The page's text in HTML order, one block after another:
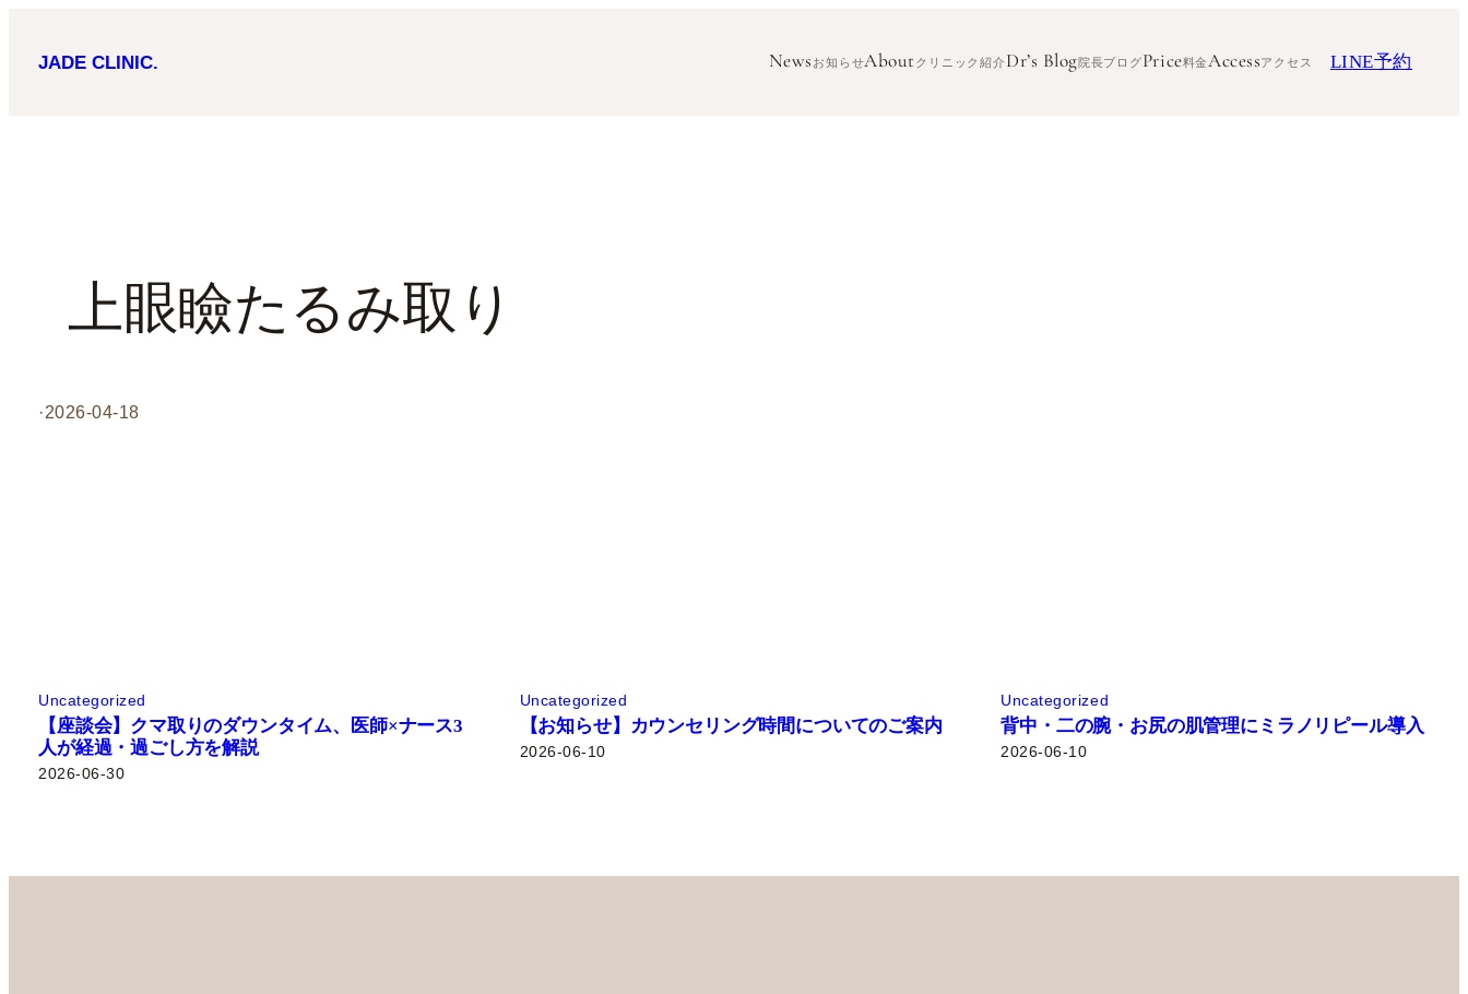
JADE CLINIC. News お知らせAboutクリニック紹介Dr’s Blog院長ブログPrice料金Accessアクセス LINE予約
上眼瞼たるみ取り
·2026-04-18
Uncategorized
【座談会】クマ取りのダウンタイム、医師×ナース3
人が経過・過ごし方を解説
2026-06-30
Uncategorized
【お知らせ】カウンセリング時間についてのご案内
2026-06-10
Uncategorized
背中・二の腕・お尻の肌管理にミラノリピール導入
2026-06-10